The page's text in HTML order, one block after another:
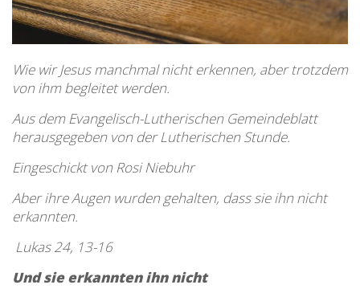
Wie wir Jesus manchmal nicht erkennen, aber trotzdem
von ihm begleitet werden.
Aus dem Evangelisch-Lutherischen Gemeindeblatt
herausgegeben von der Lutherischen Stunde.
Eingeschickt von Rosi Niebuhr
Aber ihre Augen wurden gehalten, dass sie ihn nicht
erkannten.
Lukas 24, 13-16
Und sie erkannten ihn nicht